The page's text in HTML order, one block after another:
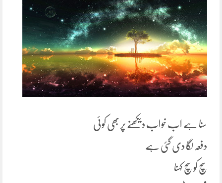
سنا ہے اب خواب دیکھنے پر بھی کوئی
دفعہ لگا دی گئی ہے
سچ کو سچ کہنا